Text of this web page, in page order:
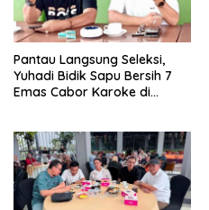
Pantau Langsung Seleksi,
Yuhadi Bidik Sapu Bersih 7
Emas Cabor Karoke di